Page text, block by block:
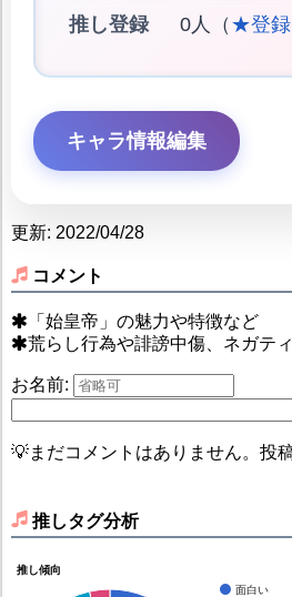
推し登録 0人（ ★登録
キャラ情報編集
更新: 2022/04/28
コメント
「始皇帝」の魅力や特徴など
荒らし行為や誹謗中傷、ネガテ
お名前:
💡まだコメントはありません。投
推しタグ分析
推し傾向
面白い